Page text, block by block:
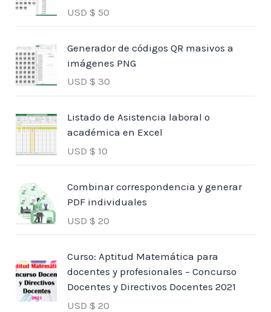
USD $ 50
Generador de códigos QR masivos a
imágenes PNG
USD $ 30
Listado de Asistencia laboral o
académica en Excel
USD $ 10
Combinar correspondencia y generar
PDF individuales
USD $ 20
Curso: Aptitud Matemática para
docentes y profesionales – Concurso
Docentes y Directivos Docentes 2021
USD $ 20